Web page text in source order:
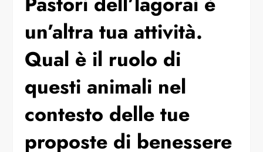
un’altra tua attività.
Qual è il ruolo di
questi animali nel
contesto delle tue
proposte di benessere